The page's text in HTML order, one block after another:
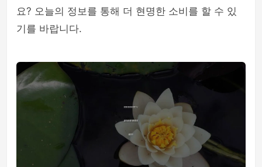
요? 오늘의 정보를 통해 더 현명한 소비를 할 수 있
기를 바랍니다.